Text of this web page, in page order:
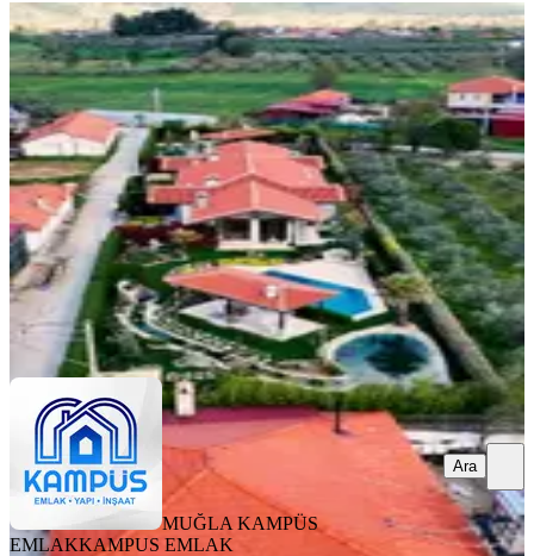
MANZARALI
Muğla Yenice'de Müstakil Bahçeli
Havuzlu Kiralık 3+1 Villa
Menteşe, Yenice Mahallesi
3+1·130 m² ·27.07.2026
110.000 ₺
MUĞLA KAMPÜS EMLAKKAMPUS EMLAK
MUĞLA KAMPÜS
EMLAKKAMPUS EMLAK
Ara